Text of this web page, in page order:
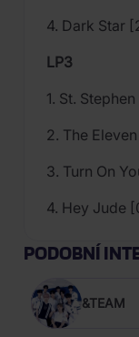
4. Dark Star
LP3
1. St.
2. The
3. Turn On
4. Hey Jude
PODOBNÍ
&TEAM